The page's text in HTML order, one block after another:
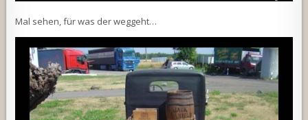
Mal sehen, für was der weggeht…